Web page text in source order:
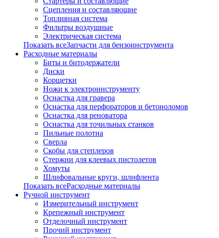
Сцепления и составляющие
Топливная система
Фильтры воздушные
Электрическая система
Показать всеЗапчасти для бензоинструмента
Расходные материалы
Биты и битодержатели
Диски
Корщетки
Ножи к электроинструменту
Оснастка для гравера
Оснастка для перфораторов и бетоноломов
Оснастка для реноватора
Оснастка для точильных станков
Пильные полотна
Сверла
Скобы для степлеров
Стержни для клеевых пистолетов
Хомуты
Шлифовальные круги, шлифлента
Показать всеРасходные материалы
Ручной инструмент
Измерительный инструмент
Крепежный инструмент
Отделочный инструмент
Прочий инструмент